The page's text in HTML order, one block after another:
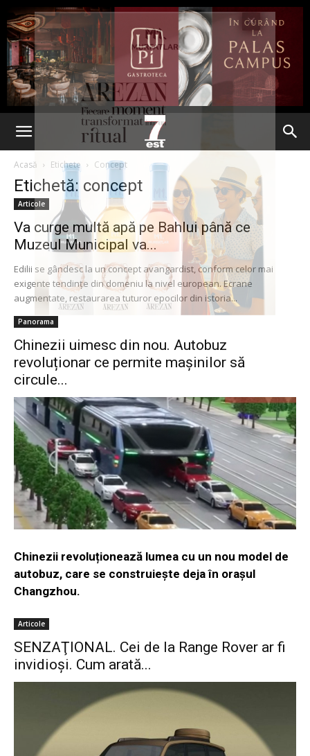
Acasă Etichete Concept
Etichetă: concept
Articole
Va curge multă apă pe Bahlui până ce
Muzeul Municipal va...
Edilii se gândesc la un concept avangardist, conform celor mai
exigente tendințe din domeniu la nivel european. Ecrane
augmentate, restaurarea tuturor epocilor din istoria...
Panorama
Chinezii uimesc din nou. Autobuz
revoluționar ce permite mașinilor să
circule...
Chinezii revoluționează lumea cu un nou model de
autobuz, care se construiește deja în oraşul
Changzhou.
Articole
SENZAŢIONAL. Cei de la Range Rover ar fi
invidioşi. Cum arată...